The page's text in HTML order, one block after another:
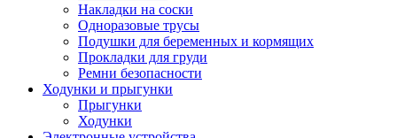
Накладки на соски
Одноразовые трусы
Подушки для беременных и кормящих
Прокладки для груди
Ремни безопасности
Ходунки и прыгунки
Прыгунки
Ходунки